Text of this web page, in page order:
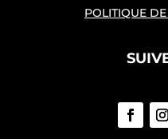
POLITIQUE